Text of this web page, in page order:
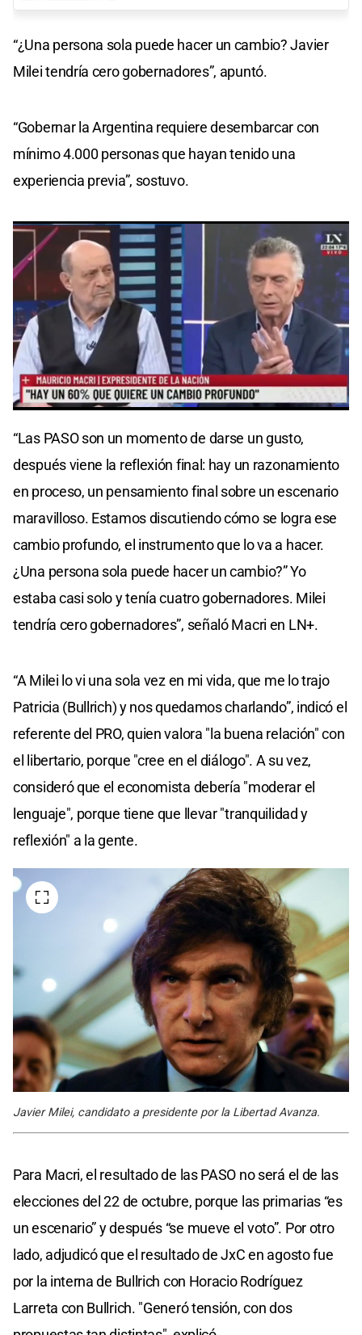
“¿Una persona sola puede hacer un cambio? Javier
Milei tendría cero gobernadores”, apuntó.
“Gobernar la Argentina requiere desembarcar con
mínimo 4.000 personas que hayan tenido una
experiencia previa”, sostuvo.
of
seconds
“Las PASO son un momento de darse un gusto,
después viene la reflexión final: hay un razonamiento
en proceso, un pensamiento final sobre un escenario
maravilloso. Estamos discutiendo cómo se logra ese
cambio profundo, el instrumento que lo va a hacer.
¿Una persona sola puede hacer un cambio?” Yo
estaba casi solo y tenía cuatro gobernadores. Milei
tendría cero gobernadores”, señaló Macri en LN+.
“A Milei lo vi una sola vez en mi vida, que me lo trajo
Patricia (Bullrich) y nos quedamos charlando”, indicó el
referente del PRO, quien valora "la buena relación" con
el libertario, porque "cree en el diálogo". A su vez,
consideró que el economista debería "moderar el
lenguaje", porque tiene que llevar "tranquilidad y
reflexión" a la gente.
Javier Milei, candidato a presidente por la Libertad Avanza.
Para Macri, el resultado de las PASO no será el de las
elecciones del 22 de octubre, porque las primarias “es
un escenario” y después “se mueve el voto”. Por otro
lado, adjudicó que el resultado de JxC en agosto fue
por la interna de Bullrich con Horacio Rodríguez
Larreta con Bullrich. "Generó tensión, con dos